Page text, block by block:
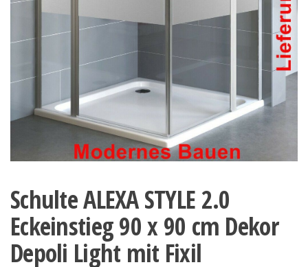
Schulte ALEXA STYLE 2.0
Eckeinstieg 90 x 90 cm Dekor
Depoli Light mit Fixil